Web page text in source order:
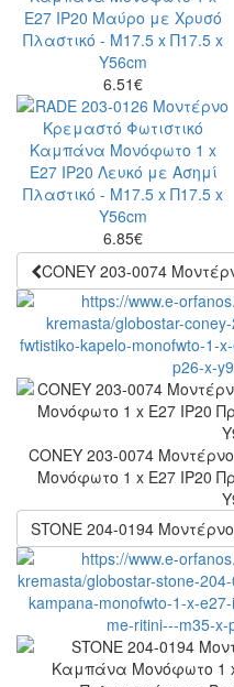
6.51€
6.85€
CONEY 203-0074
CONEY 203-0074
Μονόφωτο 1 x E27 IP20
STONE 204-0194